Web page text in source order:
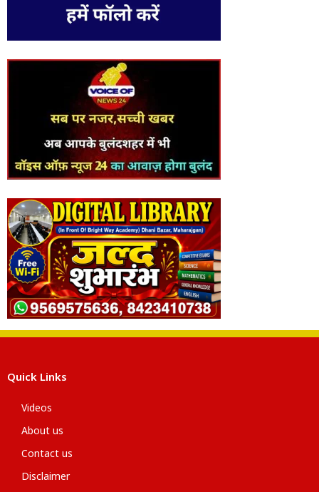
Quick Links
Videos
About us
Contact us
Disclaimer